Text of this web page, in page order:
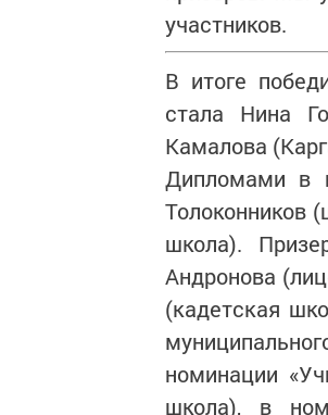
участников.
В итоге
стала Нина
Камалова
Дипломами в
Толоконников
школа).
Андронова
(кадетская
номинации
школа), в